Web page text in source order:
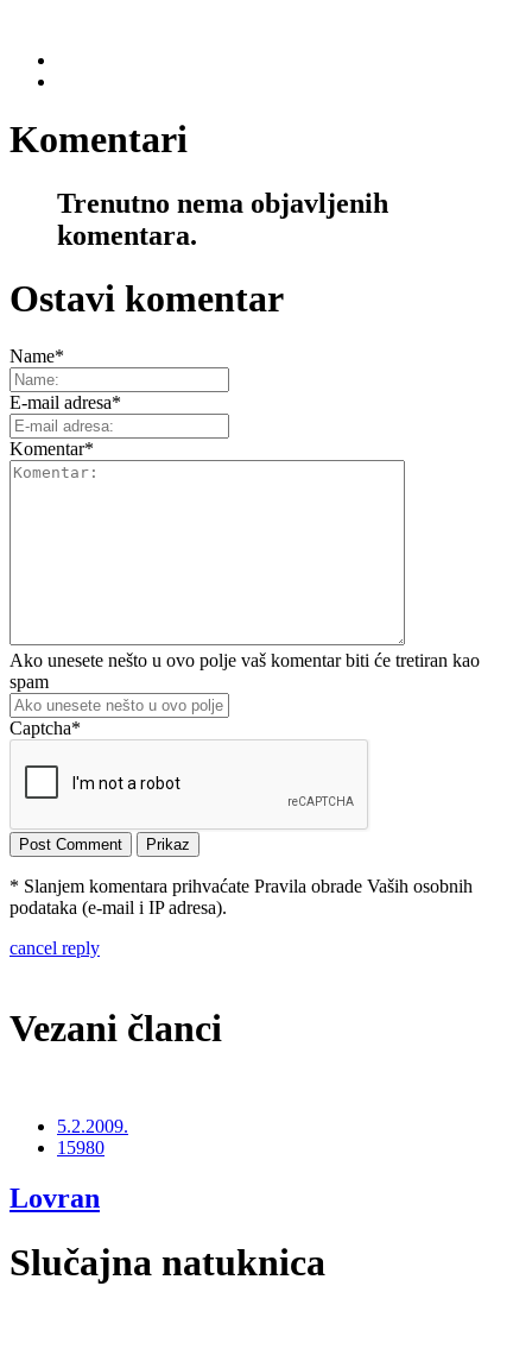
Komentari
Trenutno nema objavljenih
komentara.
Ostavi komentar
Name*
E-mail adresa*
Komentar*
Ako unesete nešto u ovo polje vaš komentar biti će tretiran kao
spam
Captcha*
* Slanjem komentara prihvaćate Pravila obrade Vaših osobnih
podataka (e-mail i IP adresa).
cancel reply
Vezani članci
5.2.2009.
15980
Lovran
Slučajna natuknica